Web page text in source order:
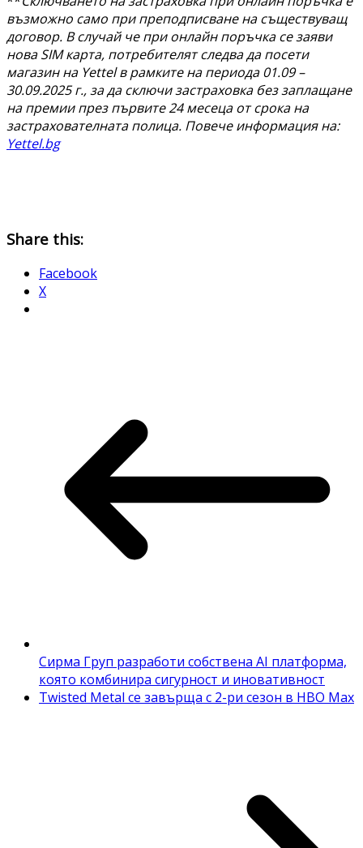
възможно само при преподписване на съществуващ
договор. В случай че при онлайн поръчка се заяви
нова SIM карта, потребителят следва да посети
магазин на Yettel в рамките на периода 01.09 –
30.09.2025 г., за да сключи застраховка без заплащане
на премии през първите 24 месеца от срока на
застрахователната полица. Повече информация на:
Yettel.bg
Share this:
Facebook
X
Сирма Груп разработи собствена AI платформа,
която комбинира сигурност и иновативност
Twisted Metal се завърща с 2-ри сезон в HBO Max